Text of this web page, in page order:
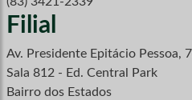
Filial
Av. Presidente Epitácio Pessoa,
Sala 812 - Ed. Central Park
Bairro dos Estados